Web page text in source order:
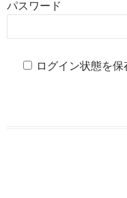
パスワード
ログイン状態を保